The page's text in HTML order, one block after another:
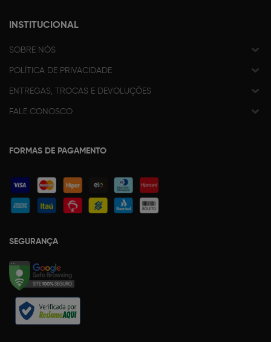
INSTITUCIONAL
SOBRE NÓS
POLÍTICA DE PRIVACIDADE
ENTREGAS, TROCAS E DEVOLUÇÕES
FALE CONOSCO
FORMAS DE PAGAMENTO
SEGURANÇA